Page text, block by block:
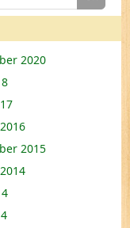
2020
2015